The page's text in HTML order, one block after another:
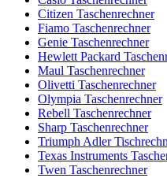
Citizen Taschenrechner
Fiamo Taschenrechner
Genie Taschenrechner
Hewlett Packard
Maul Taschenrechner
Olivetti Taschenrechner
Olympia Taschenrechner
Rebell Taschenrechner
Sharp Taschenrechner
Triumph Adler
Texas Instruments
Twen Taschenrechner